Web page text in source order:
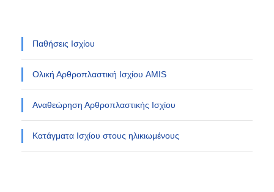
Παθήσεις Ισχίου
Ολική Αρθροπλαστική Ισχίου AMIS
Αναθεώρηση Αρθροπλαστικής Ισχίου
Κατάγματα Ισχίου στους ηλικιωμένους